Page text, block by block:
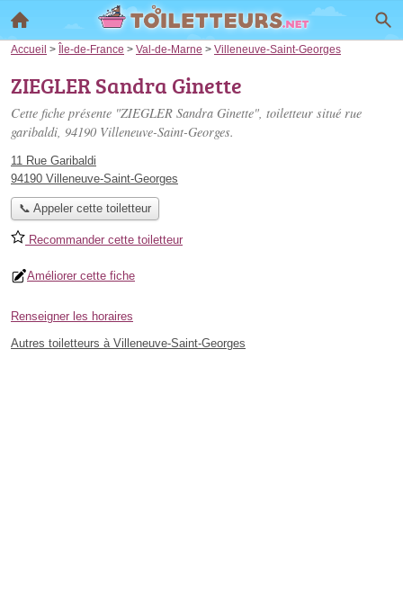
Accueil > Île-de-France > Val-de-Marne > Villeneuve-Saint-Georges
ZIEGLER Sandra Ginette
Cette fiche présente "ZIEGLER Sandra Ginette", toiletteur situé rue
garibaldi, 94190 Villeneuve-Saint-Georges.
11 Rue Garibaldi
94190 Villeneuve-Saint-Georges
📞 Appeler cette toiletteur
Recommander cette toiletteur
Améliorer cette fiche
Renseigner les horaires
Autres toiletteurs à Villeneuve-Saint-Georges